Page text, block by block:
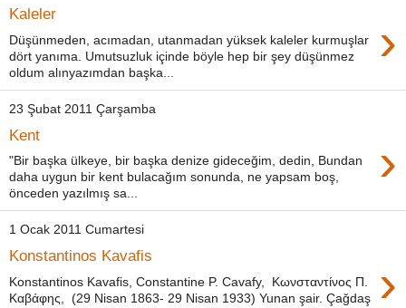
Kaleler ›
Düşünmeden, acımadan, utanmadan yüksek kaleler kurmuşlar
dört yanıma. Umutsuzluk içinde böyle hep bir şey düşünmez
oldum alınyazımdan başka...
23 Şubat 2011 Çarşamba
Kent ›
"Bir başka ülkeye, bir başka denize gideceğim, dedin, Bundan
daha uygun bir kent bulacağım sonunda, ne yapsam boş,
önceden yazılmış sa...
1 Ocak 2011 Cumartesi
Konstantinos Kavafis ›
Konstantinos Kavafis, Constantine P. Cavafy, Κωνσταντίνος Π.
Καβάφης, (29 Nisan 1863- 29 Nisan 1933) Yunan şair. Çağdaş